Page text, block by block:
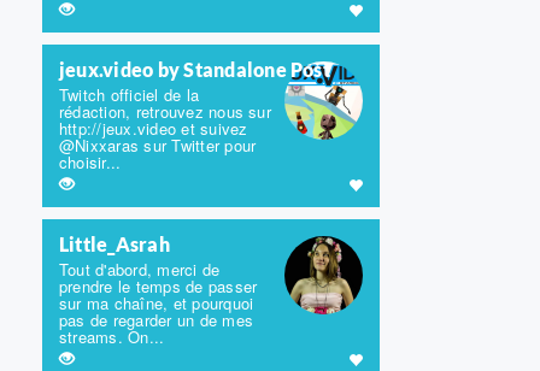
jeux.video by Standalone Post
Twitch officiel de la
rédaction, retrouvez nous sur
http://jeux.video et suivez
@Nixxaras sur Twitter pour
choisir...
Little_Asrah
Tout d'abord, merci de
prendre le temps de passer
sur ma chaîne, et pourquoi
pas de regarder un de mes
streams. On...